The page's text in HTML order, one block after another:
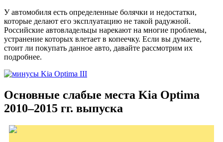
У автомобиля есть определенные болячки и недостатки,
которые делают его эксплуатацию не такой радужной.
Российские автовладельцы нарекают на многие проблемы,
устранение которых влетает в копеечку. Если вы думаете,
стоит ли покупать данное авто, давайте рассмотрим их
подробнее.
Основные слабые места Kia Optima
2010–2015 гг. выпуска